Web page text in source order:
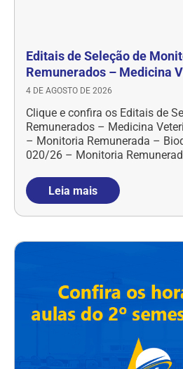
Editais de Seleção de
Remunerados – Medicina
4 DE AGOSTO DE 2026
Clique e confira os Editais de
Remunerados – Medicina
– Monitoria Remunerada –
020/26 – Monitoria
Leia mais